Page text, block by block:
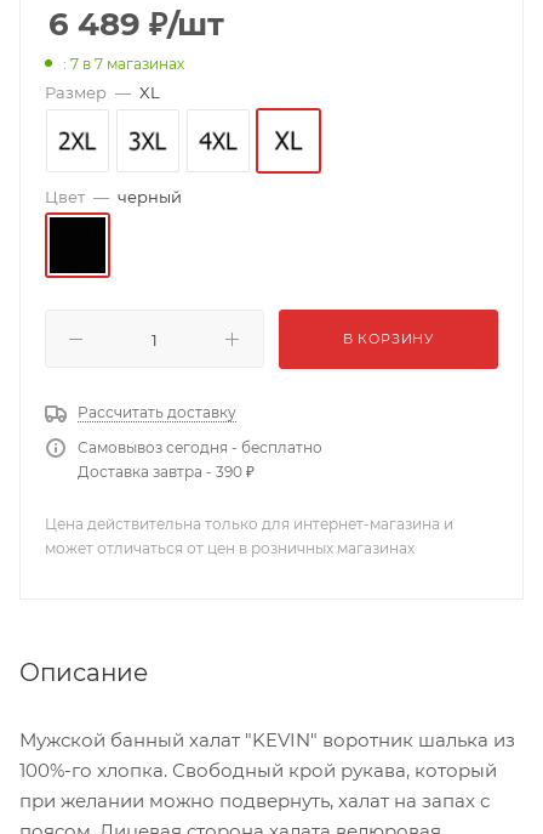
6 489 ₽/шт
: 7 в 7 магазинах
Размер — XL
Цвет — черный
В КОРЗИНУ
Рассчитать доставку
Самовывоз сегодня - бесплатно
Доставка завтра - 390 ₽
Цена действительна только для интернет-магазина и
может отличаться от цен в розничных магазинах
Описание
Мужской банный халат "KEVIN" воротник шалька из
100%-го хлопка. Свободный крой рукава, который
при желании можно подвернуть, халат на запах с